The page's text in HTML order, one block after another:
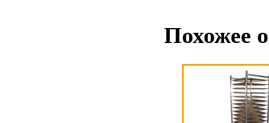
Похожее